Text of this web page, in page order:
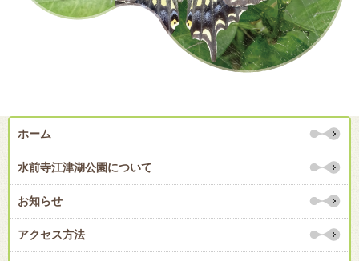
ホーム
水前寺江津湖公園について
お知らせ
アクセス方法